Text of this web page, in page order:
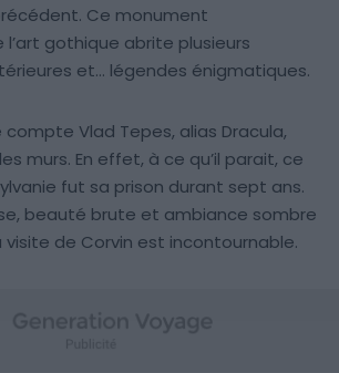
Ce monument
gothique abrite plusieurs
et… légendes énigmatiques.
compte Vlad Tepes, alias Dracula,
murs. En effet, à ce qu’il parait, ce
fut sa prison durant sept ans.
beauté brute et ambiance sombre
de Corvin est incontournable.